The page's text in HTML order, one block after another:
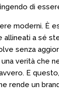
di
moderni. È
allineati a sé
senza
verità che
E
rende un